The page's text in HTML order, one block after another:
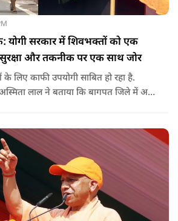
योगी सरकार में शिवभक्तों को एक
और तकनीक पर एक साथ जोर
के लिए काफी उपयोगी साबित हो रहा है.
लाल ने बताया कि बागपत जिले में अब